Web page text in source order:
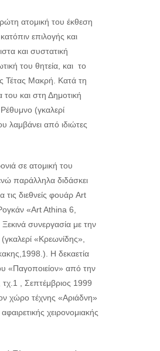
ατομική του έκθεση
επιλογής και
και συστατική
του θητεία, και το
Τέτας Μακρή. Κατά τη
του και στη Δημοτική
(γκαλερί
λαμβάνει από ιδιώτες
σε ατομική του
παράλληλα διδάσκει
τις διεθνείς φουάρ Art
«Art Athina 6,
συνεργασία με την
«Κρεωνίδης»,
Η δεκαετία
«Παγοποιείον» από την
τχ.1 , Σεπτέμβριος 1999
χώρο τέχνης «Αριάδνη»
χειρονομιακής